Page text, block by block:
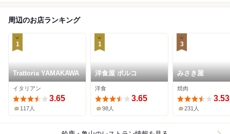
周辺のお店ランキング
1
Trattoria YAMAKAWA
イタリアン
3.65
117人
1
洋食屋 ポルコ
洋食
3.65
98人
3
みさき屋
焼肉
3.53
231人